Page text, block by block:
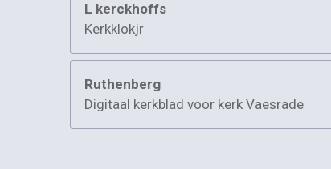
L kerckhoffs
Kerkklokjr
Ruthenberg
Digitaal kerkblad voor kerk Vaesrade